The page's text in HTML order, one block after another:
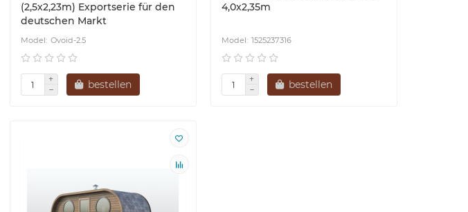
Бани от Thermowood Production
(2,5х2,23m) Exportserie für den
deutschen Markt
Ovoid-2.5
bestellen
4,0x2,35m
1525237316
bestellen